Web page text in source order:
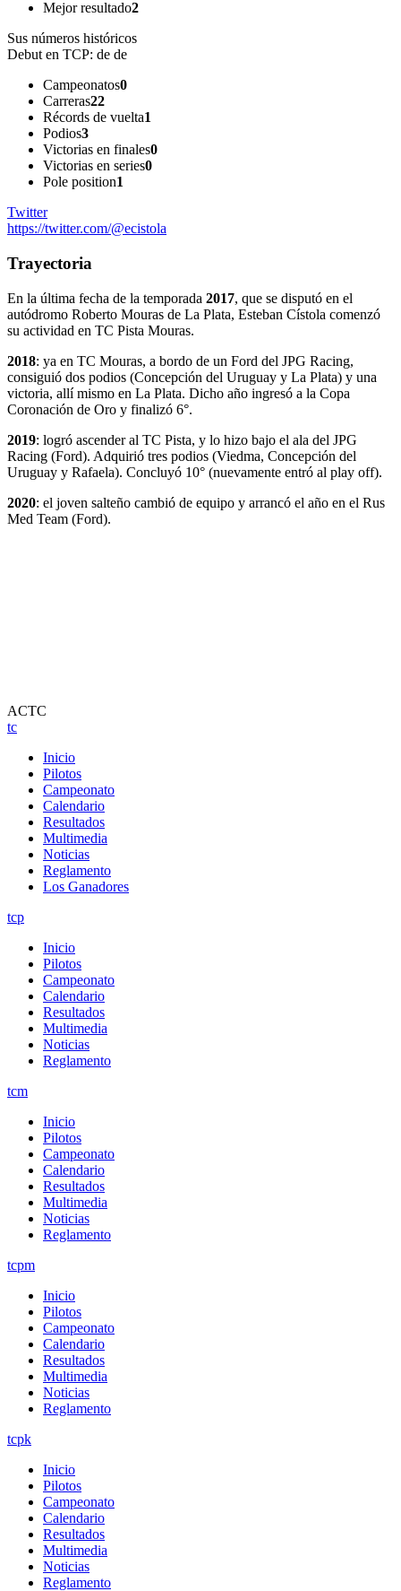
Mejor resultado2
Sus números históricos
Debut en TCP: de de
Campeonatos0
Carreras22
Récords de vuelta1
Podios3
Victorias en finales0
Victorias en series0
Pole position1
Twitter
https://twitter.com/@ecistola
Trayectoria
En la última fecha de la temporada 2017, que se disputó en el
autódromo Roberto Mouras de La Plata, Esteban Cístola comenzó
su actividad en TC Pista Mouras.
2018: ya en TC Mouras, a bordo de un Ford del JPG Racing,
consiguió dos podios (Concepción del Uruguay y La Plata) y una
victoria, allí mismo en La Plata. Dicho año ingresó a la Copa
Coronación de Oro y finalizó 6°.
2019: logró ascender al TC Pista, y lo hizo bajo el ala del JPG
Racing (Ford). Adquirió tres podios (Viedma, Concepción del
Uruguay y Rafaela). Concluyó 10° (nuevamente entró al play off).
2020: el joven salteño cambió de equipo y arrancó el año en el Rus
Med Team (Ford).
ACTC
tc
Inicio
Pilotos
Campeonato
Calendario
Resultados
Multimedia
Noticias
Reglamento
Los Ganadores
tcp
Inicio
Pilotos
Campeonato
Calendario
Resultados
Multimedia
Noticias
Reglamento
tcm
Inicio
Pilotos
Campeonato
Calendario
Resultados
Multimedia
Noticias
Reglamento
tcpm
Inicio
Pilotos
Campeonato
Calendario
Resultados
Multimedia
Noticias
Reglamento
tcpk
Inicio
Pilotos
Campeonato
Calendario
Resultados
Multimedia
Noticias
Reglamento